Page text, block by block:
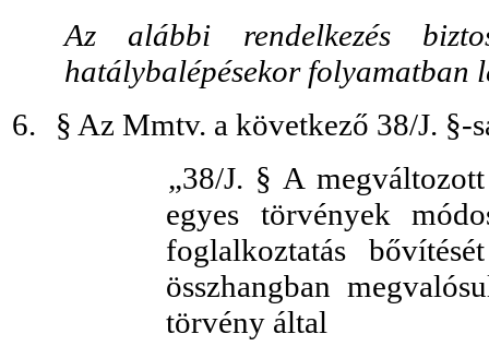
Az alábbi rendelkezés
hatálybalépésekor folyamatban
6.
§ Az Mmtv. a következő 38/J. §-
„38/J. § A
egyes törvények
foglalkoztatás
összhangban
törvény által